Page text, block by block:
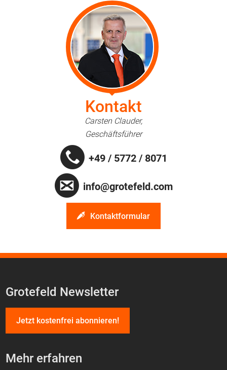
Kontakt
Carsten Clauder,
Geschäftsführer
+49 / 5772 / 8071
info@grotefeld.com
Kontaktformular
Grotefeld Newsletter
Jetzt kostenfrei abonnieren!
Mehr erfahren